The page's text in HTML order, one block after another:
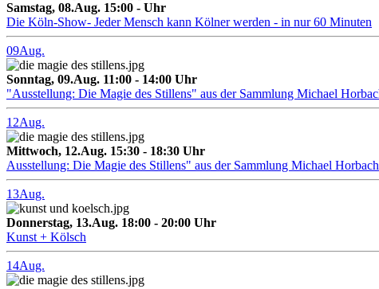
Samstag, 08.Aug. 15:00 - Uhr
Die Köln-Show- Jeder Mensch kann Kölner werden - in nur 60 Minuten
09Aug.
Sonntag, 09.Aug. 11:00 - 14:00 Uhr
"Ausstellung: Die Magie des Stillens" aus der Sammlung Michael
12Aug.
Mittwoch, 12.Aug. 15:30 - 18:30 Uhr
Ausstellung: Die Magie des Stillens" aus der Sammlung Michael Horbach
13Aug.
Donnerstag, 13.Aug. 18:00 - 20:00 Uhr
Kunst + Kölsch
14Aug.